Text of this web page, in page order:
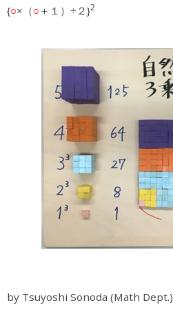
{○×（○ ＋１）÷２}2
by Tsuyoshi Sonoda (Math Dept.)